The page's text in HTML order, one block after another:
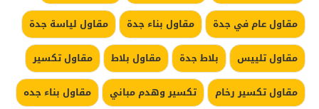
مقاول عام في جدة
مقاول بناء جدة
مقاول لياسة جدة
مقاول تلييس
بلاط جدة مقاول بلاط
مقاول تكسير
مقاول تكسير رخام
تكسير وهدم مباني
مقاول بناء جده